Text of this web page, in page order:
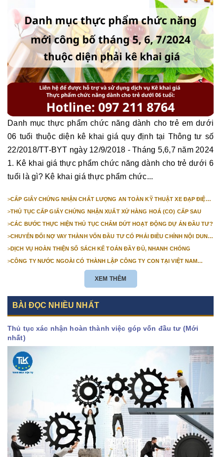
Danh mục thực phẩm chức năng dành cho trẻ em dưới
06 tuổi thuộc diện kê khai giá quy định tại Thông tư số
22/2018/TT-BYT ngày 12/9/2018 - Tháng 5,6,7 năm 2024
1. Kê khai giá thực phẩm chức năng dành cho trẻ dưới 6
tuổi là gì? Kê khai giá thực phẩm chức...
>CẤP GIẤY CHỨNG NHẬN CHẤT LƯỢNG AN TOÀN KỸ THUẬT XE ĐẠP ĐIỆN
>THỦ TỤC CẤP GIẤY CHỨNG NHẬN XUẤT XỨ HÀNG HOÁ (CO) CẤP SAU
>CÁC BƯỚC THỰC HIỆN THỦ TỤC CHẤM DỨT HOẠT ĐỘNG DỰ ÁN ĐẦU TƯ?
>CHUYỂN ĐỔI NỢ VAY THÀNH VỐN ĐẦU TƯ CÓ PHẢI ĐIỀU CHỈNH NỘI DUNG
>DỊCH VỤ HOÀN THIỆN SỔ SÁCH KẾ TOÁN ĐẦY ĐỦ, NHANH CHÓNG
>CÔNG TY NƯỚC NGOÀI CÓ THÀNH LẬP CÔNG TY CON TẠI VIỆT NAM
XEM THÊM
BÀI ĐỌC NHIỀU NHẤT
Thủ tục xác nhận hoàn thành việc góp vốn đầu tư (Mới
nhất)